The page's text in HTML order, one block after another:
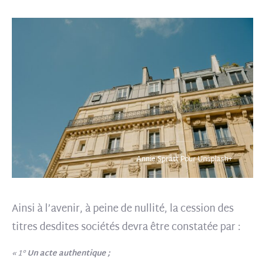
Annie Spratt Pour Unsplash+
Ainsi à l’avenir, à peine de nullité, la cession des
titres desdites sociétés devra être constatée par :
« 1°Un acte authentique ;